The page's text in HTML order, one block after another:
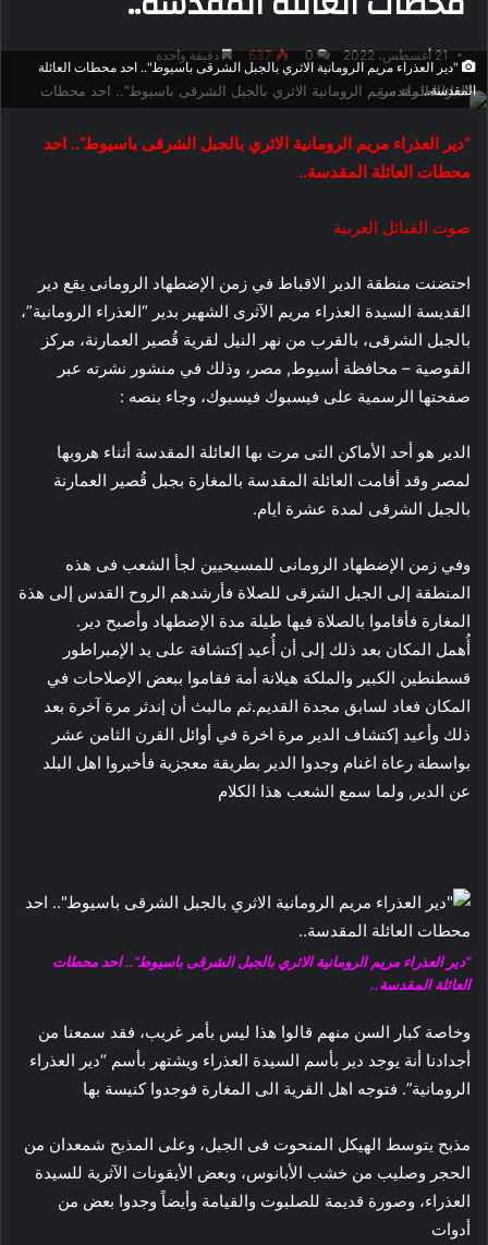
21 أغسطس، 2022 0
637 دقيقة واحدة
"دير العذراء مريم الرومانية الاثري بالجبل الشرقى باسيوط".. احد محطات العائلة
المقدسة..
“دير العذراء مريم الرومانية الاثري بالجبل الشرقى باسيوط”.. احد
محطات العائلة المقدسة..
صوت القبائل العربية
احتضنت منطقة الدير الاقباط في زمن الإضطهاد الرومانى يقع دير
القديسة السيدة العذراء مريم الآثرى الشهير بدير “العذراء الرومانية”،
بالجبل الشرقى، بالقرب من نهر النيل لقرية قُصير العمارنة، مركز
القوصية – محافظة أسيوط, مصر، وذلك في منشور نشرته عبر
صفحتها الرسمية على فيسبوك فيسبوك، وجاء بنصه :
الدير هو أحد الأماكن التى مرت بها العائلة المقدسة أثناء هروبها
لمصر وقد أقامت العائلة المقدسة بالمغارة بجبل قُصير العمارنة
بالجبل الشرقى لمدة عشرة ايام.
وفي زمن الإضطهاد الرومانى للمسيحيين لجأ الشعب فى هذه
المنطقة إلى الجبل الشرقى للصلاة فأرشدهم الروح القدس إلى هذة
المغارة فأقاموا بالصلاة فيها طيلة مدة الإضطهاد وأصبح دير.
أُهمل المكان بعد ذلك إلى أن أُعيد إكتشافة على يد الإمبراطور
قسطنطين الكبير والملكة هيلانة أمة فقاموا ببعض الإصلاحات في
المكان فعاد لسابق مجدة القديم.ثم مالبث أن إندثر مرة آخرة بعد
ذلك وأعيد إكتشاف الدير مرة اخرة في أوائل القرن الثامن عشر
بواسطة رعاة اغنام وجدوا الدير بطريقة معجزية فأخبروا اهل البلد
عن الدير, ولما سمع الشعب هذا الكلام
“دير العذراء مريم الرومانية الاثري بالجبل الشرقى باسيوط”.. احد محطات
العائلة المقدسة..
وخاصة كبار السن منهم قالوا هذا ليس بأمر غريب، فقد سمعنا من
أجدادنا أنة يوجد دير بأسم السيدة العذراء ويشتهر بأسم “دير العذراء
الرومانية”. فتوجه اهل القرية الى المغارة فوجدوا كنيسة بها
مذبح يتوسط الهيكل المنحوت فى الجبل، وعلى المذبح شمعدان من
الحجر وصليب من خشب الأبانوس، وبعض الأيقونات الآثرية للسيدة
العذراء، وصورة قديمة للصلبوت والقيامة وأيضاً وجدوا بعض من
أدوات